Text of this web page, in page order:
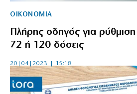
ΟΙΚΟΝΟΜΙΑ
Πλήρης οδηγός για
72 ή 120 δόσεις
20|04|2023 | 15:18